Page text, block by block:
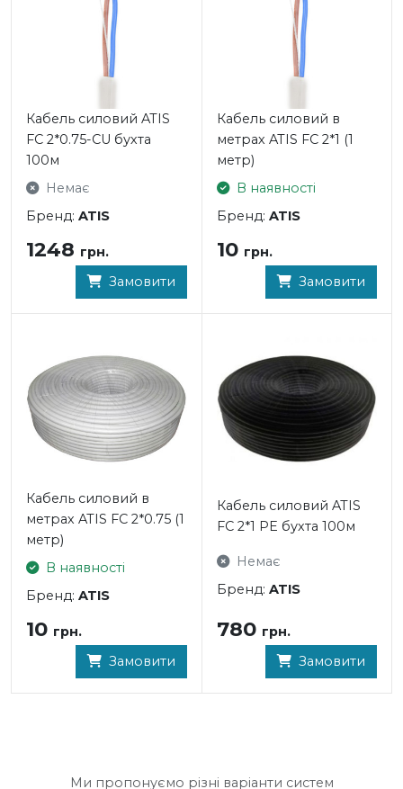
Кабель силовий ATIS
FC 2*0.75-CU бухта
100м
Немає
Бренд: ATIS
1248 грн.
Замовити
Кабель силовий в
метрах ATIS FC 2*1 (1
метр)
В наявності
Бренд: ATIS
10 грн.
Замовити
Кабель силовий в
метрах ATIS FC 2*0.75 (1
метр)
В наявності
Бренд: ATIS
10 грн.
Замовити
Кабель силовий ATIS
FC 2*1 PE бухта 100м
Немає
Бренд: ATIS
780 грн.
Замовити
Ми пропонуємо різні варіанти систем